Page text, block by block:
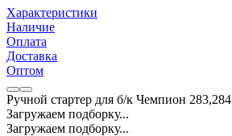
Характеристики
Наличие
Оплата
Доставка
Оптом
Ручной стартер для б/к Чемпион 283,284
Загружаем подборку...
Загружаем подборку...